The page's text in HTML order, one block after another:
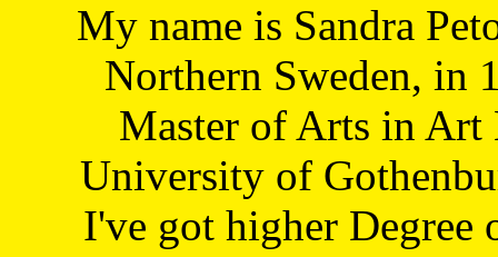
My name is Sandra
Northern Sweden, in
Master of Arts in Art
University of
I've got higher Degree